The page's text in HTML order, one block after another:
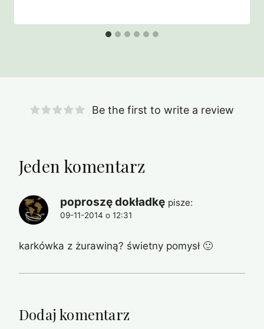
Be the first to write a review
Jeden komentarz
poproszę dokładkę pisze:
09-11-2014 o 12:31
karkówka z żurawiną? świetny pomysł 🙂
Dodaj komentarz